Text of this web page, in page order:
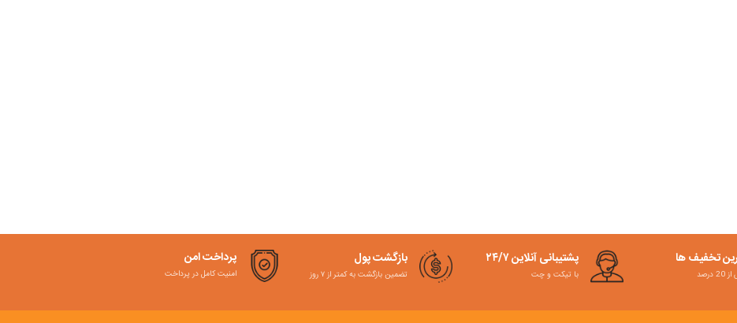
تخفیف ها
درصد
پشتیبانی آنلاین ۲۴/۷
با تیکت و چت
بازگشت پول
تضمین بازگشت به کمتر از ۷ روز
پرداخت امن
امنیت کامل در پرداخت